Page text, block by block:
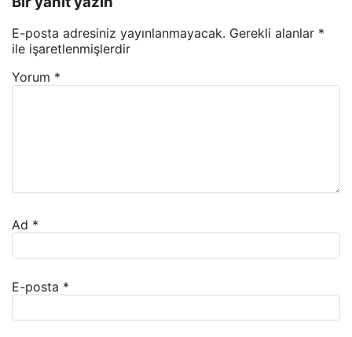
E-posta adresiniz yayınlanmayacak. Gerekli alanlar *
ile işaretlenmişlerdir
Yorum *
Ad *
E-posta *